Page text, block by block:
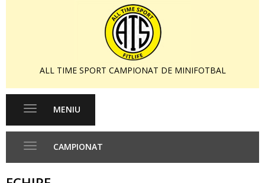
ALL TIME SPORT CAMPIONAT DE MINIFOTBAL
Toggle
MENIU
CAMPIONAT